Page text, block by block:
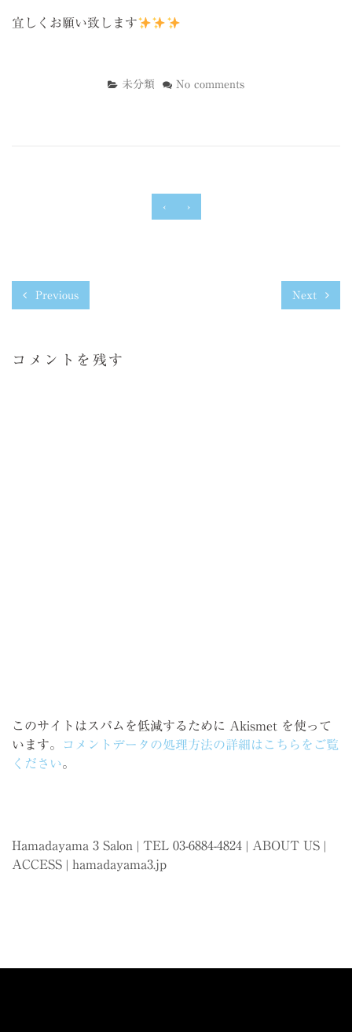
宜しくお願い致します
未分類 No comments
‹ ›
Previous Next
コメントを残す
このサイトはスパムを低減するために Akismet を使って
います。
コメントデータの処理方法の詳細はこちらをご覧
ください。
Hamadayama 3 Salon | TEL 03-6884-4824 | ABOUT US |
ACCESS | hamadayama3.jp